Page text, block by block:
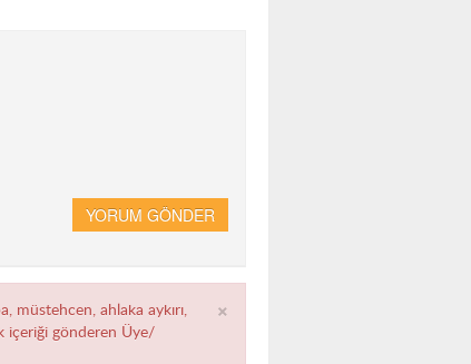
YORUM GÖNDER
×
müstehcen, ahlaka aykırı,
içeriği gönderen Üye/